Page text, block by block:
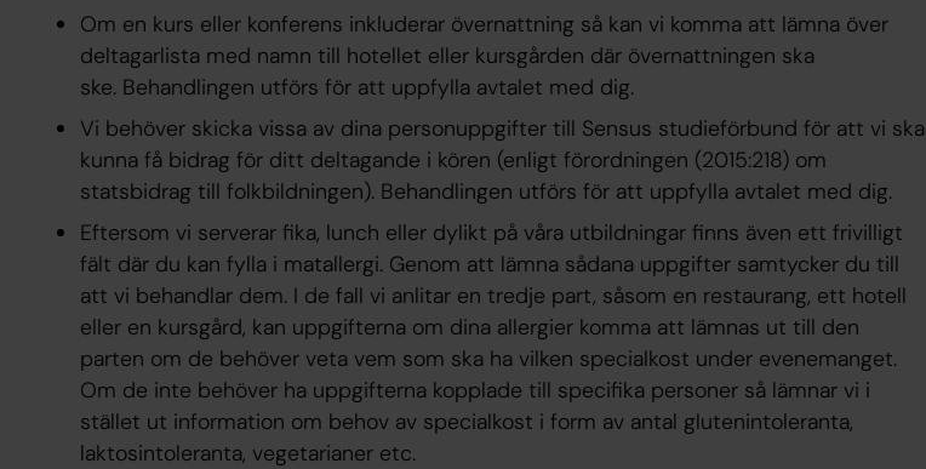
Om en kurs eller konferens inkluderar övernattning så kan vi komma att lämna över
deltagarlista med namn till hotellet eller kursgården där övernattningen ska
ske. Behandlingen utförs för att uppfylla avtalet med dig.
Vi behöver skicka vissa av dina personuppgifter till Sensus studieförbund för att vi ska
kunna få bidrag för ditt deltagande i kören (enligt förordningen (2015:218) om
statsbidrag till folkbildningen). Behandlingen utförs för att uppfylla avtalet med dig.
Eftersom vi serverar fika, lunch eller dylikt på våra utbildningar finns även ett frivilligt
fält där du kan fylla i matallergi. Genom att lämna sådana uppgifter samtycker du till
att vi behandlar dem. I de fall vi anlitar en tredje part, såsom en restaurang, ett hotell
eller en kursgård, kan uppgifterna om dina allergier komma att lämnas ut till den
parten om de behöver veta vem som ska ha vilken specialkost under evenemanget.
Om de inte behöver ha uppgifterna kopplade till specifika personer så lämnar vi i
stället ut information om behov av specialkost i form av antal glutenintoleranta,
laktosintoleranta, vegetarianer etc.